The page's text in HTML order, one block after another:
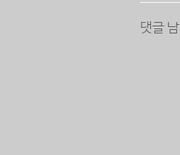
댓글 남